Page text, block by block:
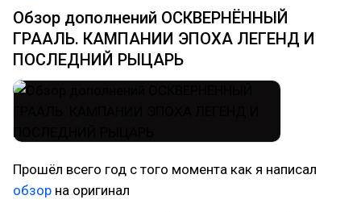
Обзор дополнений ОСКВЕРНЁННЫЙ
ГРААЛЬ. КАМПАНИИ ЭПОХА ЛЕГЕНД И
ПОСЛЕДНИЙ РЫЦАРЬ
Прошёл всего год с того момента как я написал
обзор на оригинал